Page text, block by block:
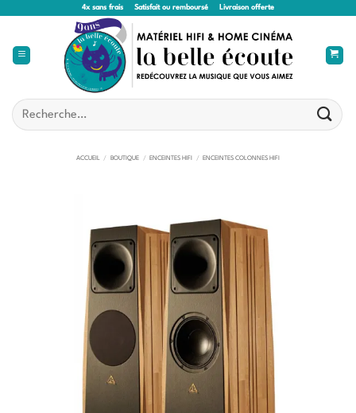
4x sans frais Satisfait ou remboursé Livraison offerte
Recherche
pour :
ACCUEIL / BOUTIQUE / ENCEINTES HIFI / ENCEINTES COLONNES HIFI